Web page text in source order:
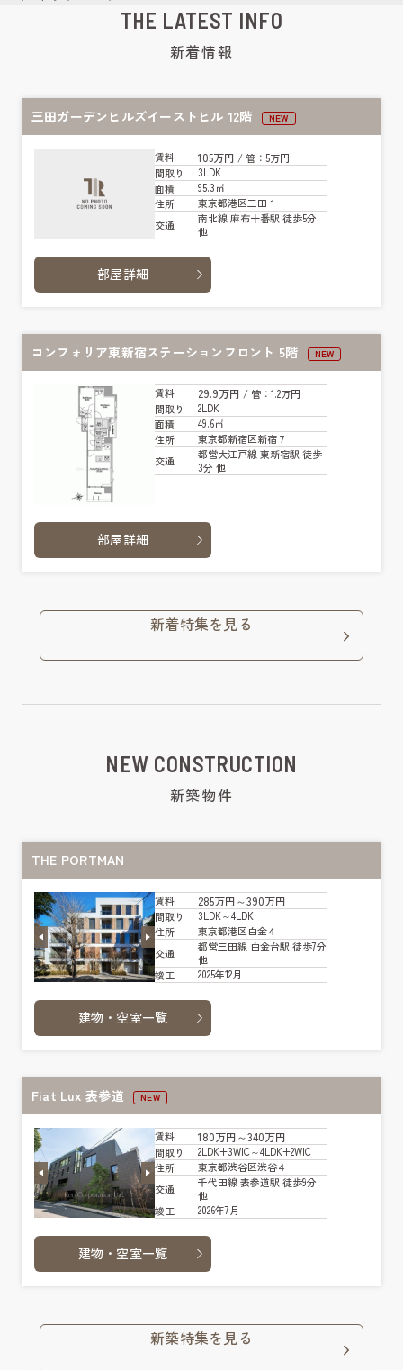
THE LATEST INFO
新着情報
三田ガーデンヒルズイーストヒル 12階 NEW
賃料 105万円 / 管：5万円
間取り
3LDK
面積
95.3㎡
住所
東京都港区三田１
交通
南北線 麻布十番駅 徒歩5分
他
部屋詳細
コンフォリア東新宿ステーションフロント 5階 NEW
賃料 29.9万円 / 管：1.2万円
間取り
2LDK
面積
49.6㎡
住所
東京都新宿区新宿７
交通
都営大江戸線 東新宿駅 徒歩
3分 他
部屋詳細
新着特集を見る
NEW CONSTRUCTION
新築物件
THE PORTMAN
賃料 285万円～390万円
間取り
3LDK～4LDK
住所
東京都港区白金４
交通
都営三田線 白金台駅 徒歩7分
他
竣工
2025年12月
建物・空室一覧
Fiat Lux 表参道 NEW
賃料 180万円～340万円
間取り
2LDK+3WIC～4LDK+2WIC
住所
東京都渋谷区渋谷４
交通
千代田線 表参道駅 徒歩9分
他
竣工
2026年7月
建物・空室一覧
新築特集を見る